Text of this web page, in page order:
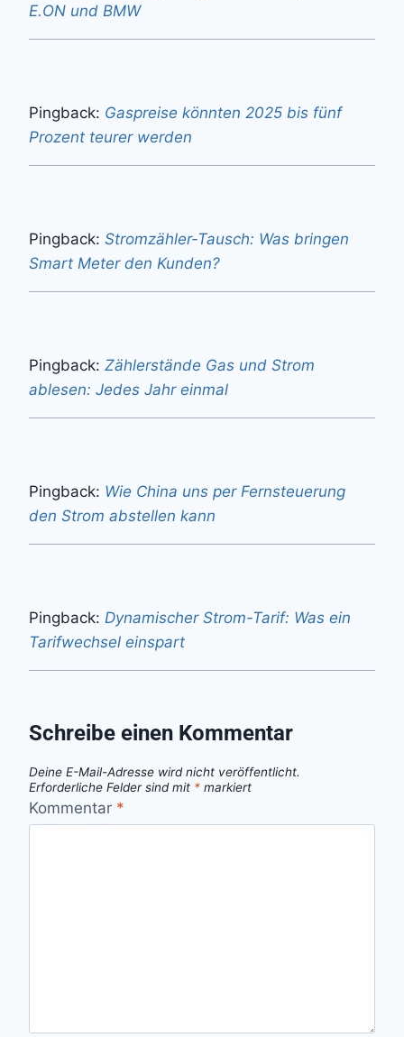
E.ON und BMW
Pingback: Gaspreise könnten 2025 bis fünf
Prozent teurer werden
Pingback: Stromzähler-Tausch: Was bringen
Smart Meter den Kunden?
Pingback: Zählerstände Gas und Strom
ablesen: Jedes Jahr einmal
Pingback: Wie China uns per Fernsteuerung
den Strom abstellen kann
Pingback: Dynamischer Strom-Tarif: Was ein
Tarifwechsel einspart
Schreibe einen Kommentar
Deine E-Mail-Adresse wird nicht veröffentlicht.
Erforderliche Felder sind mit * markiert
Kommentar *